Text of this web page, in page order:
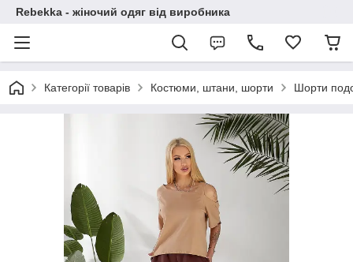
Rebekka - жіночий одяг від виробника
Категорії товарів Костюми, штани, шорти Шорти